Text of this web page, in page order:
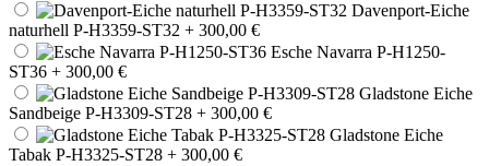
Davenport-Eiche
naturhell P-H3359-ST32 + 300,00 €
Esche Navarra P-H1250-
ST36 + 300,00 €
Gladstone Eiche
Sandbeige P-H3309-ST28 + 300,00 €
Gladstone Eiche
Tabak P-H3325-ST28 + 300,00 €